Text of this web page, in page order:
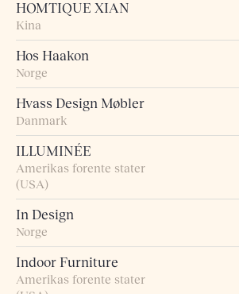
HOMTIQUE XIAN
Kina
Hos Haakon
Norge
Hvass Design Møbler
Danmark
ILLUMINÉE
Amerikas forente stater
(USA)
In Design
Norge
Indoor Furniture
Amerikas forente stater